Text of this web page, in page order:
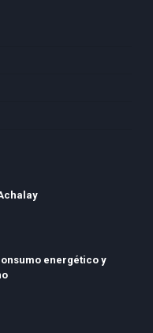
energético y